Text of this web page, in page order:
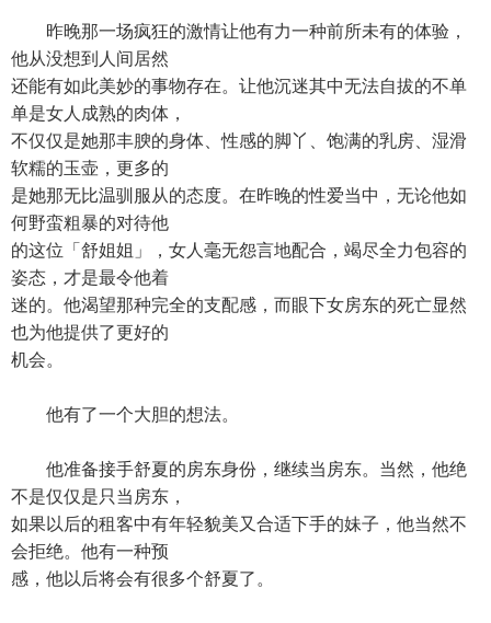
昨晚那一场疯狂的激情让他有力一种前所未有的体验，
他从没想到人间居然
还能有如此美妙的事物存在。让他沉迷其中无法自拔的不单
单是女人成熟的肉体，
不仅仅是她那丰腴的身体、性感的脚丫、饱满的乳房、湿滑
软糯的玉壶，更多的
是她那无比温驯服从的态度。在昨晚的性爱当中，无论他如
何野蛮粗暴的对待他
的这位「舒姐姐」，女人毫无怨言地配合，竭尽全力包容的
姿态，才是最令他着
迷的。他渴望那种完全的支配感，而眼下女房东的死亡显然
也为他提供了更好的
机会。
他有了一个大胆的想法。
他准备接手舒夏的房东身份，继续当房东。当然，他绝
不是仅仅是只当房东，
如果以后的租客中有年轻貌美又合适下手的妹子，他当然不
会拒绝。他有一种预
感，他以后将会有很多个舒夏了。